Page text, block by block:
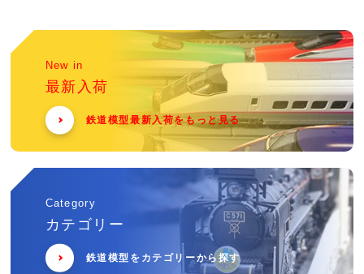
New in
最新入荷
鉄道模型最新入荷をもっと見る
Category
カテゴリー
鉄道模型をカテゴリーから探す